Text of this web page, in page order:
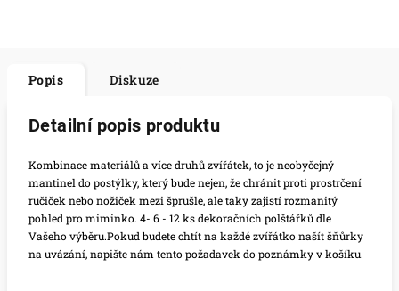
Popis Diskuze
Detailní popis produktu
Kombinace materiálů a více druhů zvířátek, to je neobyčejný
mantinel do postýlky, který bude nejen, že chránit proti prostrčení
ručiček nebo nožiček mezi šprušle, ale taky zajistí rozmanitý
pohled pro miminko. 4- 6 - 12 ks dekoračních polštářků dle
Vašeho výběru.Pokud budete chtít na každé zvířátko našít šňůrky
na uvázání, napište nám tento požadavek do poznámky v košíku.